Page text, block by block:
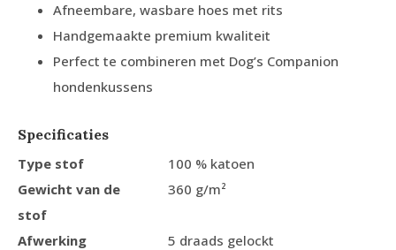
Afneembare, wasbare hoes met rits
Handgemaakte premium kwaliteit
Perfect te combineren met Dog’s Companion
hondenkussens
Specificaties
Type stof
100 % katoen
Gewicht van de
stof
360 g/m²
Afwerking
5 draads gelockt